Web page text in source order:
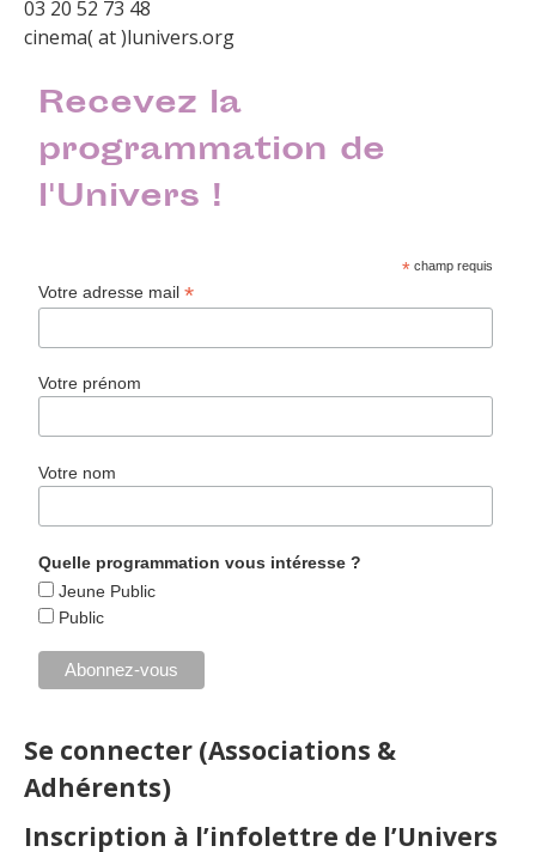
03 20 52 73 48
cinema( at )lunivers.org
Recevez la
programmation de
l'Univers !
* champ requis
Votre adresse mail*
Votre prénom
Votre nom
Quelle programmation vous intéresse ?
Jeune Public
Public
Se connecter (Associations &
Adhérents)
Inscription à l’infolettre de l’Univers